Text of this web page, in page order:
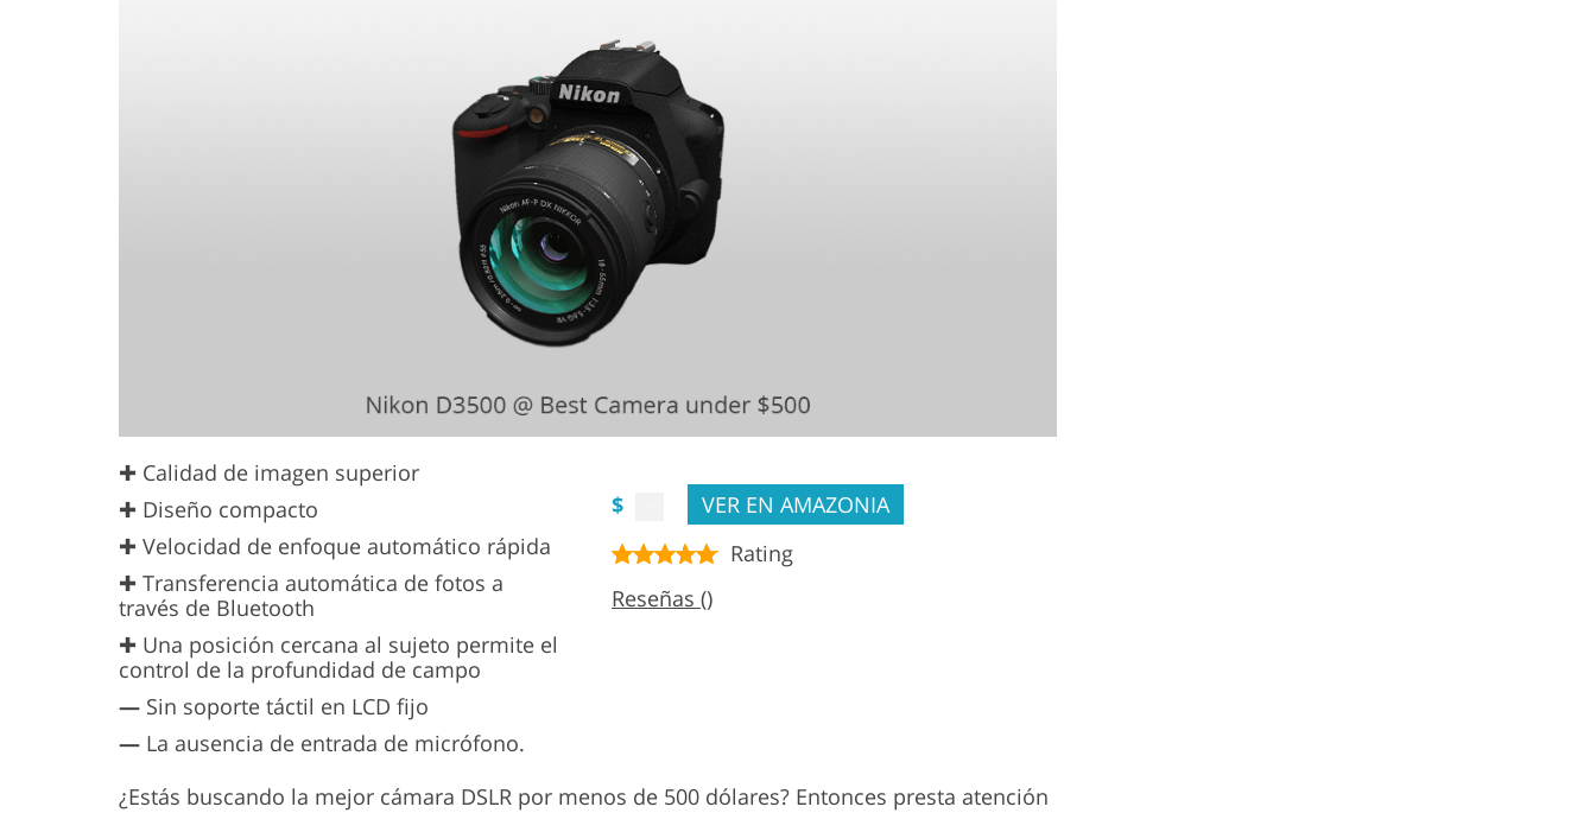
✚ Calidad de imagen superior
✚ Diseño compacto
✚ Velocidad de enfoque automático rápida
✚ Transferencia automática de fotos a
través de Bluetooth
✚ Una posición cercana al sujeto permite el
control de la profundidad de campo
— Sin soporte táctil en LCD fijo
— La ausencia de entrada de micrófono.
$
VER EN AMAZONIA
Rating
Reseñas ()
¿Estás buscando la mejor cámara DSLR por menos de 500 dólares? Entonces presta atención